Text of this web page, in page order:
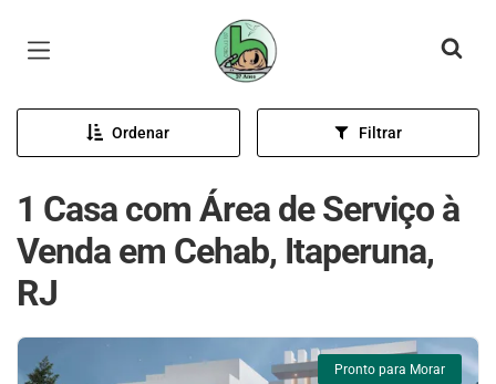
Página inicial
Ordenar Filtrar
1 Casa com Área de Serviço à
Venda em Cehab, Itaperuna,
RJ
Pronto para Morar